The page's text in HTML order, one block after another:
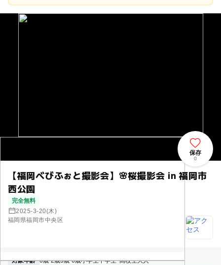
【福岡べびふぉと撮影会】🌸桜撮影会 in 福岡市
西公園
完全無料
2025-3-20(木)
福岡県福岡市中央区
保存
0
対象年齢 0歳-2歳3歳-6歳小学生中学生･高校生大人